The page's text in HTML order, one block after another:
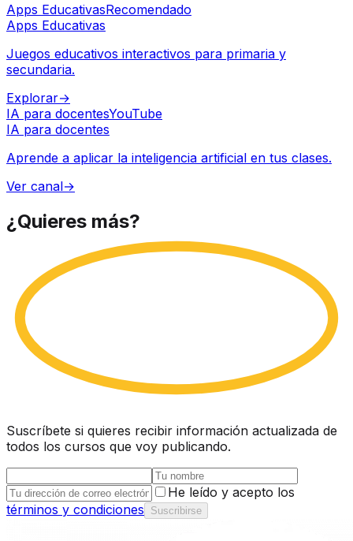
Apps EducativasRecomendado
Apps Educativas
Juegos educativos interactivos para primaria y
secundaria.
Explorar→
IA para docentesYouTube
IA para docentes
Aprende a aplicar la inteligencia artificial en tus clases.
Ver canal→
¿Quieres más?
Suscríbete si quieres recibir información actualizada de
todos los cursos que voy publicando.
He leído y acepto los
términos y condiciones
Suscribirse